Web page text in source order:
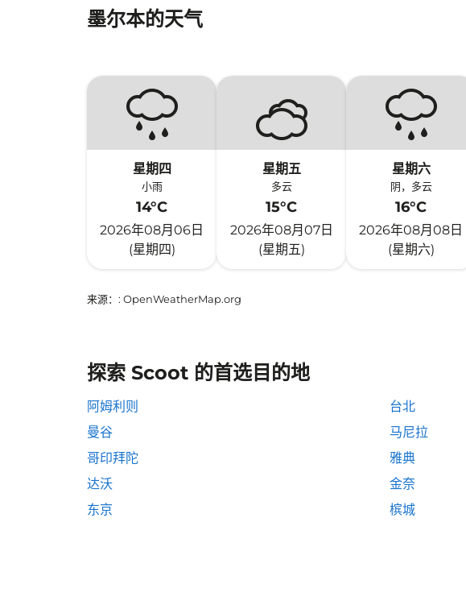
墨尔本的天气
星期四
小雨
14°C
2026年08月06日
(星期四)
星期五
多云
15°C
2026年08月07日
(星期五)
星期六
阴，多云
16°C
2026年08月08日
(星期六)
来源： : OpenWeatherMap.org
探索 Scoot 的首选目的地
阿姆利则 台北
曼谷
马尼拉
哥印拜陀
雅典
达沃
金奈
东京
槟城